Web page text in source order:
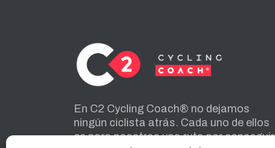
En C2 Cycling Coach® no dejamos
ningún ciclista atrás. Cada uno de ellos
es para nosotros una ruta por conseguir